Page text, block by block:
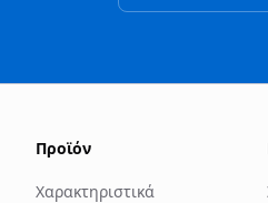
Προϊόν
Χαρακτηριστικά